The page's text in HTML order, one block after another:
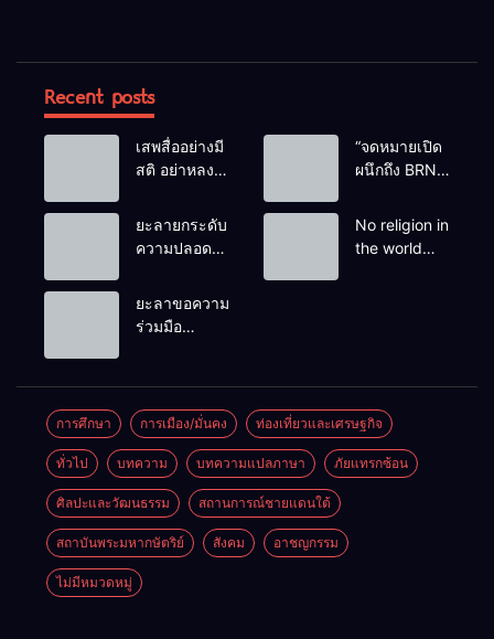
Recent posts
เสพสื่ออย่างมี
สติ อย่าหลง
“จดหมายเปิด
ผนึกถึง BRN”
หยดน้ำตาของ
ครอบครัวครู
ยะลายกระดับ
ความปลอดภัย
คุ้มครองครู
เตือนเฝ้าระวัง
แกนนำสั่งการ
ขยายผลโจมตี
No religion in
the world
goal.
ยะลาขอความ
ร่วมมือ
บุคคลต้อง
สงสัย เพื่อ
ความปลอดภัย
ในพื้นที่
การศึกษา การเมือง/มั่นคง ท่องเที่ยวและเศรษฐกิจ
ทั่วไป บทความ บทความแปลภาษา ภัยแทรกซ้อน
ศิลปะและวัฒนธรรม สถานการณ์ชายแดนใต้
สถาบันพระมหากษัตริย์ สังคม อาชญกรรม
ไม่มีหมวดหมู่